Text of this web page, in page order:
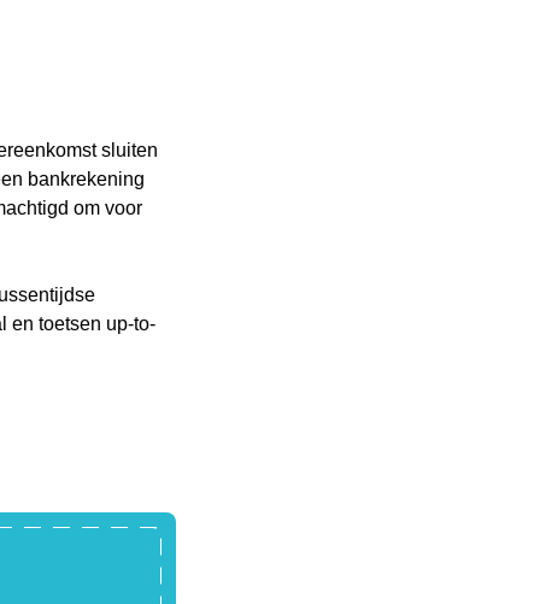
sluiten
bankrekening
om voor
en toetsen up-to-